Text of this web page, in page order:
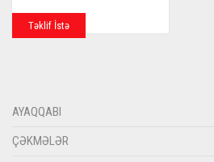
Təklif İstə
AYAQQABI
ÇƏKMƏLƏR